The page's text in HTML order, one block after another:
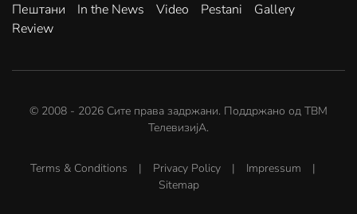
Пештани In the News Video Pestani
Gallery
Review
© 2008 - 2026 Сите права задржани. Поддржано од ТВМ
ТелевизијА.
Terms & Conditions | Privacy Policy | Impressum |
Sitemap